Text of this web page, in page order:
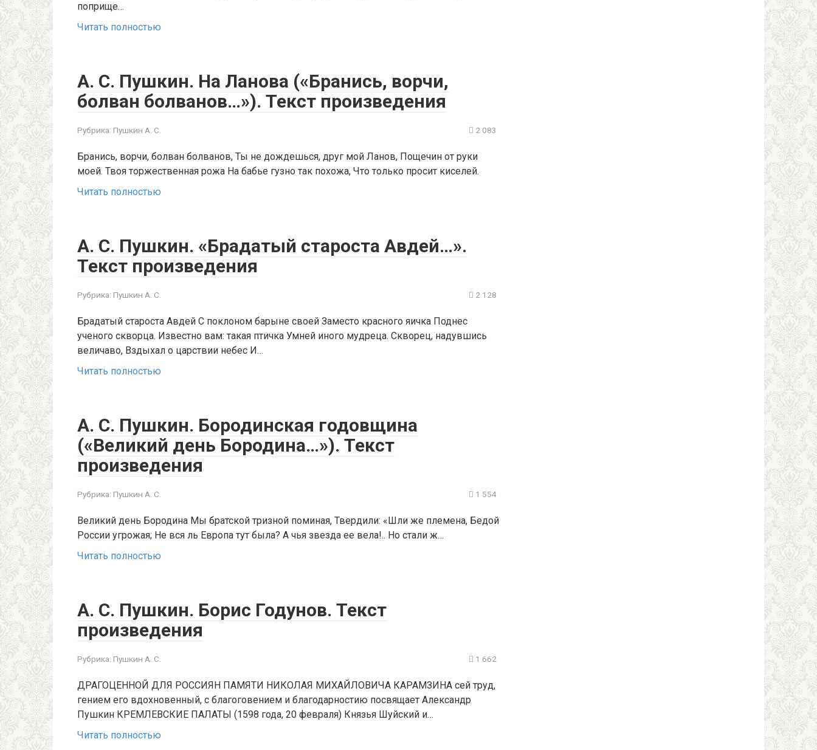
поприще…
Читать полностью
А. С. Пушкин. На Ланова («Бранись, ворчи,
болван болванов…»). Текст произведения
Рубрика: Пушкин А. С. 2 083
Бранись, ворчи, болван болванов, Ты не дождешься, друг мой Ланов, Пощечин от руки
моей. Твоя торжественная рожа На бабье гузно так похожа, Что только просит киселей.
Читать полностью
А. С. Пушкин. «Брадатый староста Авдей…».
Текст произведения
Рубрика: Пушкин А. С. 2 128
Брадатый староста Авдей С поклоном барыне своей Заместо красного яичка Поднес
ученого скворца. Известно вам: такая птичка Умней иного мудреца. Скворец, надувшись
величаво, Вздыхал о царствии небес И…
Читать полностью
А. С. Пушкин. Бородинская годовщина
(«Великий день Бородина…»). Текст
произведения
Рубрика: Пушкин А. С. 1 554
Великий день Бородина Мы братской тризной поминая, Твердили: «Шли же племена, Бедой
России угрожая; Не вся ль Европа тут была? А чья звезда ее вела!.. Но стали ж…
Читать полностью
А. С. Пушкин. Борис Годунов. Текст
произведения
Рубрика: Пушкин А. С. 1 662
ДРАГОЦЕННОЙ ДЛЯ РОССИЯН ПАМЯТИ НИКОЛАЯ МИХАЙЛОВИЧА КАРАМЗИНА сей труд,
гением его вдохновенный, с благоговением и благодарностию посвящает Александр
Пушкин КРЕМЛЕВСКИЕ ПАЛАТЫ (1598 года, 20 февраля) Князья Шуйский и…
Читать полностью